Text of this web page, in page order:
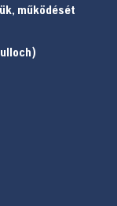
működését